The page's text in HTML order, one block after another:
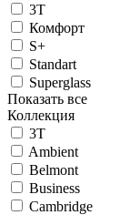
3T
Комфорт
S+
Standart
Superglass
Показать все
Коллекция
3T
Ambient
Belmont
Business
Cambridge